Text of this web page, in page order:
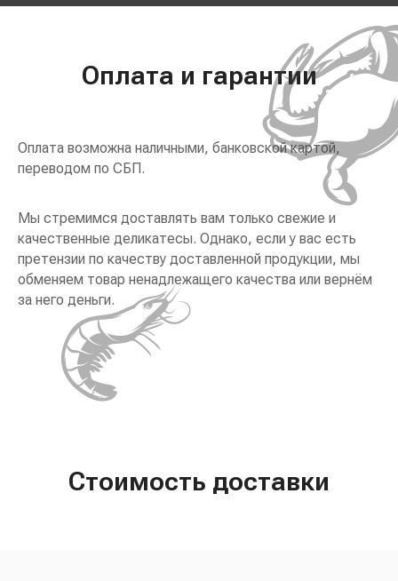
Оплата и гарантии
Оплата возможна наличными, банковской картой,
переводом по СБП.
Мы стремимся доставлять вам только свежие и
качественные деликатесы. Однако, если у вас есть
претензии по качеству доставленной продукции, мы
обменяем товар ненадлежащего качества или вернём
за него деньги.
Стоимость доставки